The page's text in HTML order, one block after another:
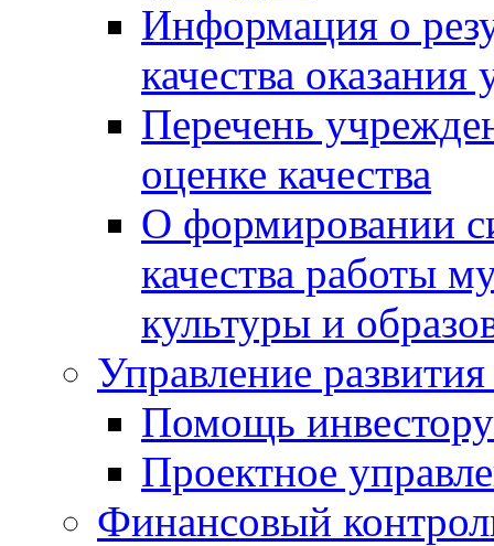
Информация о
качества оказания
Перечень
оценке качества
О формировании
качества работы
культуры и
Управление
Помощь инвестору
Проектное
Финансовый